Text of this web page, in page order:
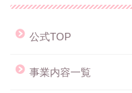
公式TOP
事業内容一覧